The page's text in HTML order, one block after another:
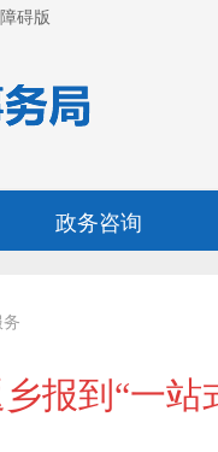
碍版
政务咨询
报到“一站